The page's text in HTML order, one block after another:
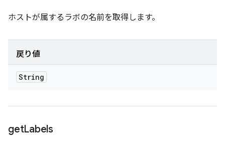
ホストが属するラボの名前を取得します。
戻り値
String
getLabels